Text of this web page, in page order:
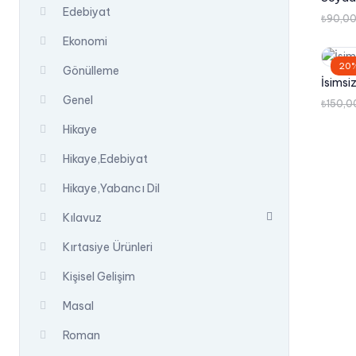
₺90,00
₺
Edebiyat
Ekonomi
Gönülleme
Genel
Hikaye
Hikaye,Edebiyat
Hikaye,Yabancı Dil
Kılavuz
Kırtasiye Ürünleri
Kişisel Gelişim
Masal
Roman